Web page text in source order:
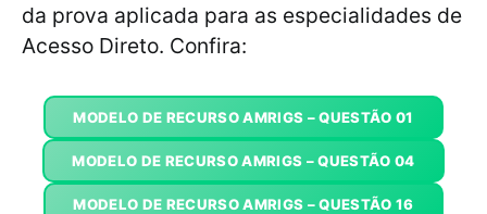
da prova aplicada para as especialidades de
Acesso Direto. Confira:
MODELO DE RECURSO AMRIGS – QUESTÃO 01
MODELO DE RECURSO AMRIGS – QUESTÃO 04
MODELO DE RECURSO AMRIGS – QUESTÃO 16